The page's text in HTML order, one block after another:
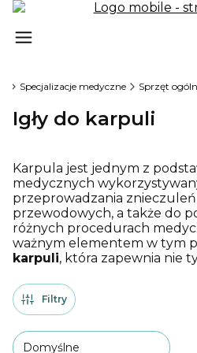
Specjalizacje medyczne Sprzęt
Igły do karpuli
Karpula jest jednym z
medycznych
przeprowadzania
przewodowych, a także do
różnych procedurach
ważnym elementem w tym
karpuli, która zapewnia nie
podawania środków
substancji terapeutycznych.
Filtry
Domyślne